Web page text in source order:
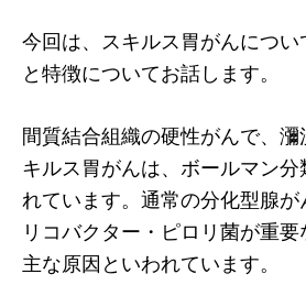
今回は、スキルス胃がんについ
と特徴についてお話します。
間質結合組織の硬性がんで、瀰
キルス胃がんは、ボールマン分
れています。通常の分化型腺
リコバクター・ピロリ菌が重要
主な原因といわれています。